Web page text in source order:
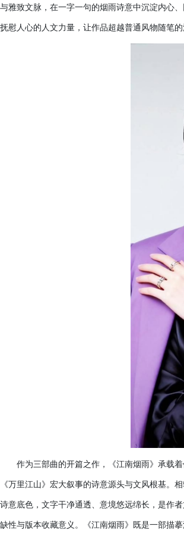
与雅致文脉，在一字一句的烟雨诗意中沉淀内心
抚慰人心的人文力量，让作品超越普通风物随笔
作为三部曲的开篇之作，《江南烟雨》承载
《万里江山》宏大叙事的诗意源头与文风根基。
诗意底色，文字干净通透、意境悠远绵长，是作
缺性与版本收藏意义。《江南烟雨》既是一部描